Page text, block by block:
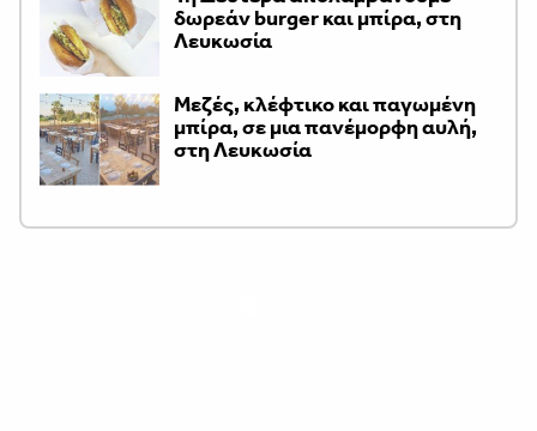
δωρεάν burger και μπίρα, στη
Λευκωσία
Μεζές, κλέφτικο και παγωμένη
μπίρα, σε μια πανέμορφη αυλή,
στη Λευκωσία